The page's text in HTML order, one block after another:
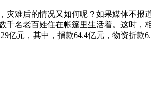
难后的情况又如何呢？如果媒体不报
名老百姓住在帐篷里生活着。这时
亿元，其中，捐款64.4亿元，物资折款